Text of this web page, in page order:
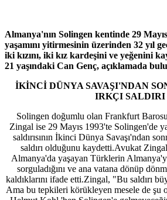
Almanya'nın Solingen kentinde 29
yaşamını yitirmesinin üzerinden 32 yıl
iki kızını, iki kız kardeşini ve yeğenini
21 yaşındaki Can Genç, açıklamada
İKİNCİ DÜNYA SAVAŞI'NDAN
IRKÇI SALDIRI
Solingen doğumlu olan Frankfurt
Zingal ise 29 Mayıs 1993'te Solingen'de
saldırısının İkinci Dünya Savaşı'ndan
saldırı olduğunu kaydetti.Avukat
Almanya'da yaşayan Türklerin
sorguladığını ve ana vatana dönüp
kaldıklarını ifade etti.Zingal, "Bu saldırı
Ama bu tepkileri körükleyen mesele de şu